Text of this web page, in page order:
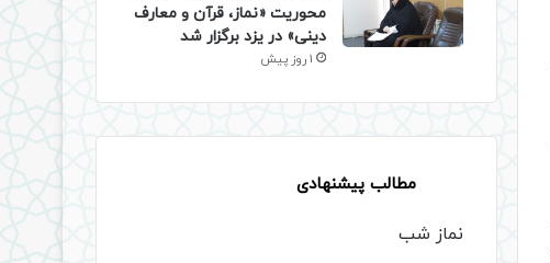
محوریت «نماز، قرآن و معارف
دینی» در یزد برگزار شد
1 روز پیش
مطالب پیشنهادی
نماز شب